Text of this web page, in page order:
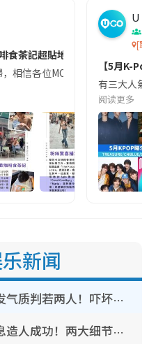
啡食茶記超貼地！🤤
，相信各位MOOMOO都超級期
U GO
[取
【5月K-
有三大人氣
阅读更多
新闻
简淑儿染金发剪短头发气质判若两人！吓坏老公麦大力都认不出：“你做什么？”
汤洛雯传终于有好消息造人成功！两大细节曝孕味极浓引猜测：大肚婆先会咁！